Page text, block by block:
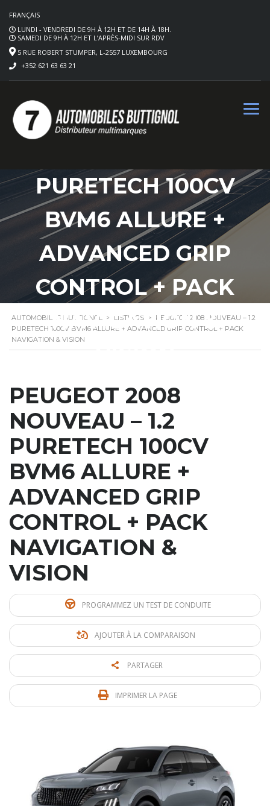
FRANÇAIS
LUNDI - VENDREDI DE 9H À 12H ET DE 14H À 18H.
SAMEDI DE 9H À 12H ET L’APRÈS-MIDI SUR RDV
5 RUE ROBERT STUMPER, L-2557 LUXEMBOURG
+352 621 63 63 21
PEUGEOT 2008
PURETECH 100CV
BVM6 ALLURE +
ADVANCED GRIP
CONTROL + PACK
NAVIGATION &
VISION
AUTOMOBILES BUTTIGNOL > LISTINGS > PEUGEOT 2008 NOUVEAU – 1.2
PURETECH 100CV BVM6 ALLURE + ADVANCED GRIP CONTROL + PACK
NAVIGATION & VISION
PEUGEOT 2008
NOUVEAU – 1.2
PURETECH 100CV
BVM6 ALLURE +
ADVANCED GRIP
CONTROL + PACK
NAVIGATION &
VISION
PROGRAMMEZ UN TEST DE CONDUITE
AJOUTER À LA COMPARAISON
PARTAGER
IMPRIMER LA PAGE